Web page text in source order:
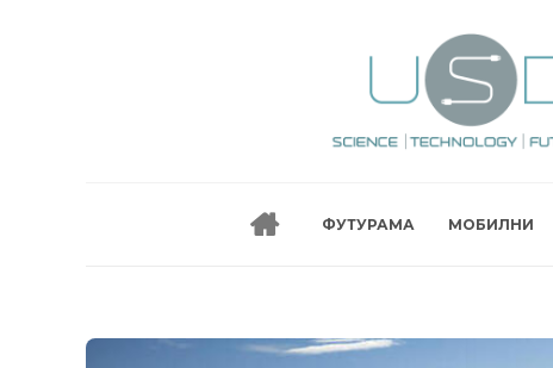
ФУТУРАМА МОБИЛНИ